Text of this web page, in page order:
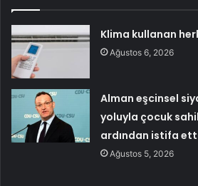
Klima kullanan
Ağustos 6, 2026
Alman eşcinsel
yoluyla çocuk
ardından istifa
Ağustos 5, 2026